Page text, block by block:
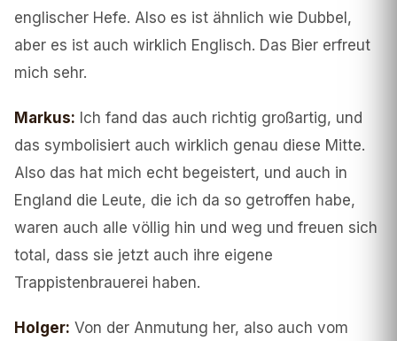
englischer Hefe. Also es ist ähnlich wie Dubbel,
aber es ist auch wirklich Englisch. Das Bier erfreut
mich sehr.
Markus: Ich fand das auch richtig großartig, und
das symbolisiert auch wirklich genau diese Mitte.
Also das hat mich echt begeistert, und auch in
England die Leute, die ich da so getroffen habe,
waren auch alle völlig hin und weg und freuen sich
total, dass sie jetzt auch ihre eigene
Trappistenbrauerei haben.
Holger: Von der Anmutung her, also auch vom